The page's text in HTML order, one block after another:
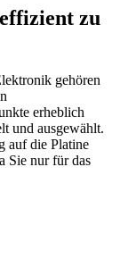
zu
gehören
erheblich
und ausgewählt.
auf die Platine
Sie nur für das